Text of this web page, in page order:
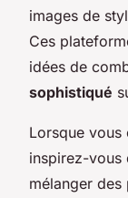
images de
Ces
idées de
sophistiqué
Lorsque
inspirez-vous
mélanger des